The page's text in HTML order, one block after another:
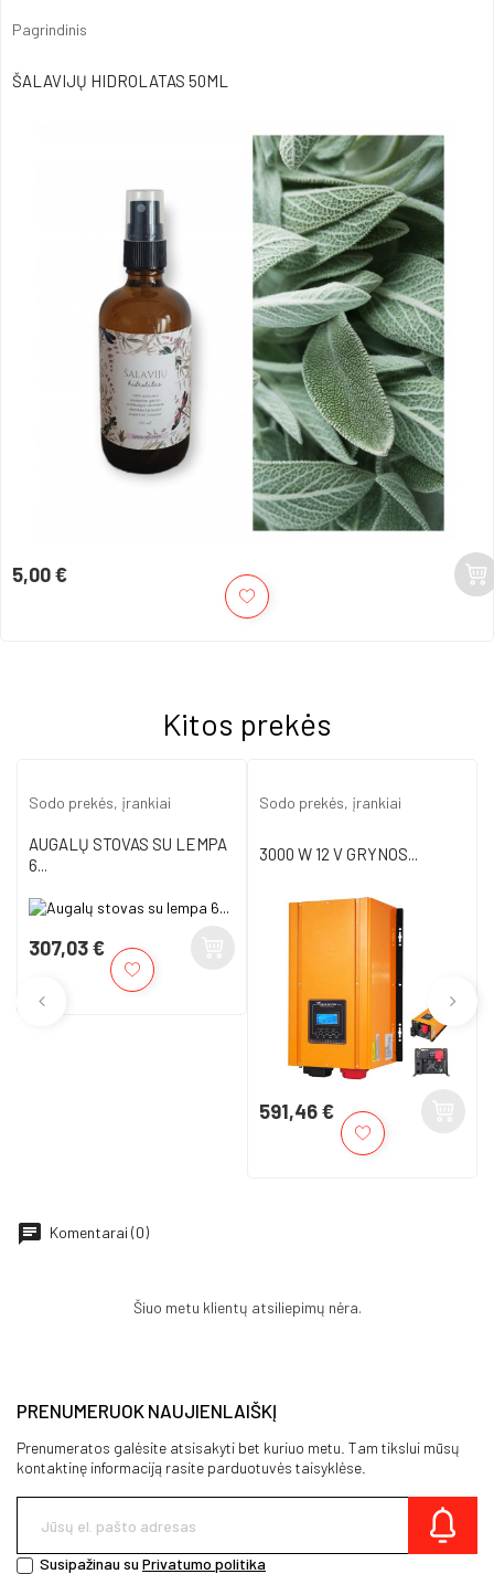
Pagrindinis
ŠALAVIJŲ HIDROLATAS 50ML
Kaina
5,00 €
Kitos prekės
Sodo prekės, įrankiai
AUGALŲ STOVAS SU LEMPA
6...
Kaina
307,03 €
Sodo prekės, įrankiai
3000 W 12 V GRYNOS...
Kaina
591,46 €
Komentarai (0)
Šiuo metu klientų atsiliepimų nėra.
PRENUMERUOK NAUJIENLAIŠKĮ
Prenumeratos galėsite atsisakyti bet kuriuo metu. Tam tikslui mūsų
kontaktinę informaciją rasite parduotuvės taisyklėse.
Susipažinau su Privatumo politika